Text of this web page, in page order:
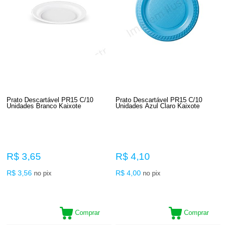
Prato Descartável PR15 C/10
Unidades Branco Kaixote
R$ 3,65
R$ 3,56 no pix
Comprar
Prato Descartável PR15 C/10
Unidades Azul Claro Kaixote
R$ 4,10
R$ 4,00 no pix
Comprar